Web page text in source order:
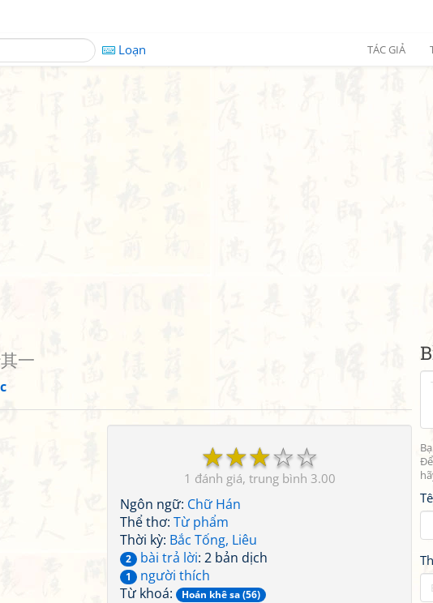
Loạn TÁC GIẢ
一
☆
☆
☆
☆
☆
1 3.00
Ngôn ngữ: Chữ Hán
Thể thơ: Từ phẩm
Thời kỳ: Bắc Tống, Liêu
2 bài trả lời: 2 bản dịch
1
người thích
Từ khoá:
Hoán khê sa (56)